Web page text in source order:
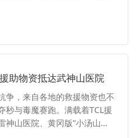
场一季度达人颁奖仪式公司
能力和经验的积累与
助物资抵达武神山医院
争，来自各地的救援物资也不
秒与毒魔赛跑。满载着TCL援
山医院、黄冈版“小汤山医